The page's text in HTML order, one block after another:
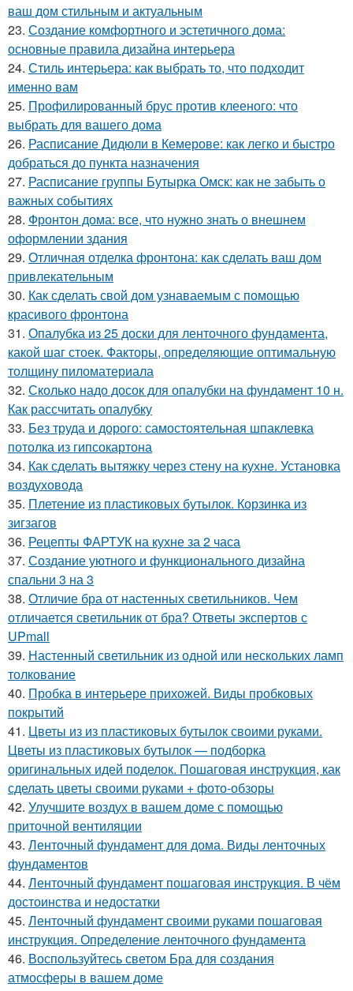
ваш дом стильным и актуальным
23. Создание комфортного и эстетичного дома:
основные правила дизайна интерьера
24. Стиль интерьера: как выбрать то, что подходит
именно вам
25. Профилированный брус против клееного: что
выбрать для вашего дома
26. Расписание Дидюли в Кемерове: как легко и быстро
добраться до пункта назначения
27. Расписание группы Бутырка Омск: как не забыть о
важных событиях
28. Фронтон дома: все, что нужно знать о внешнем
оформлении здания
29. Отличная отделка фронтона: как сделать ваш дом
привлекательным
30. Как сделать свой дом узнаваемым с помощью
красивого фронтона
31. Опалубка из 25 доски для ленточного фундамента,
какой шаг стоек. Факторы, определяющие оптимальную
толщину пиломатериала
32. Сколько надо досок для опалубки на фундамент 10 н.
Как рассчитать опалубку
33. Без труда и дорого: самостоятельная шпаклевка
потолка из гипсокартона
34. Как сделать вытяжку через стену на кухне. Установка
воздуховода
35. Плетение из пластиковых бутылок. Корзинка из
зигзагов
36. Рецепты ФАРТУК на кухне за 2 часа
37. Создание уютного и функционального дизайна
спальни 3 на 3
38. Отличие бра от настенных светильников. Чем
отличается светильник от бра? Ответы экспертов с
UPmall
39. Настенный светильник из одной или нескольких ламп
толкование
40. Пробка в интерьере прихожей. Виды пробковых
покрытий
41. Цветы из из пластиковых бутылок своими руками.
Цветы из пластиковых бутылок — подборка
оригинальных идей поделок. Пошаговая инструкция, как
сделать цветы своими руками + фото-обзоры
42. Улучшите воздух в вашем доме с помощью
приточной вентиляции
43. Ленточный фундамент для дома. Виды ленточных
фундаментов
44. Ленточный фундамент пошаговая инструкция. В чём
достоинства и недостатки
45. Ленточный фундамент своими руками пошаговая
инструкция. Определение ленточного фундамента
46. Воспользуйтесь светом Бра для создания
атмосферы в вашем доме